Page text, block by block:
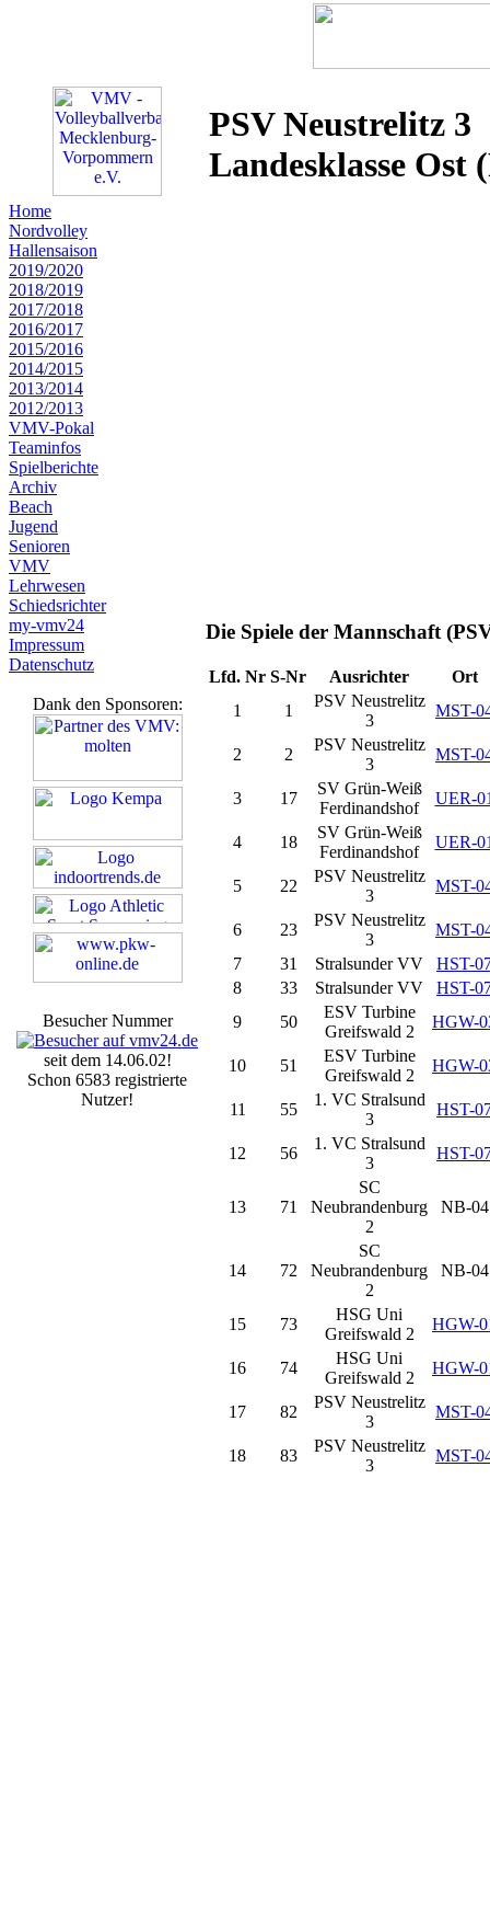
Home
Nordvolley
Hallensaison
2019/2020
2018/2019
2017/2018
2016/2017
2015/2016
2014/2015
2013/2014
2012/2013
VMV-Pokal
Teaminfos
Spielberichte
Archiv
Beach
Jugend
Senioren
VMV
Lehrwesen
Schiedsrichter
my-vmv24
Impressum
Datenschutz
Dank den Sponsoren:
Besucher Nummer
seit dem 14.06.02!
Schon 6583 registrierte
Nutzer!
PSV Neustrelitz 3
Landesklasse Ost
Die Spiele der Mannschaft
Lfd. Nr S-Nr Ausrichter
Ort
1
1
PSV Neustrelitz
3
MST-
2 2
PSV Neustrelitz
3
MST-
3 17
SV Grün-Weiß
Ferdinandshof
UER-
4 18
SV Grün-Weiß
Ferdinandshof
UER-
5 22
PSV Neustrelitz
3
MST-
6 23
PSV Neustrelitz
3
MST-
7
31 Stralsunder VV
HST-
8
33 Stralsunder VV
HST-
9
50
ESV Turbine
Greifswald 2
HGW-
10 51
ESV Turbine
Greifswald 2
HGW-
11 55
1. VC Stralsund
3
HST-
12 56
1. VC Stralsund
3
HST-
13 71
SC
Neubrandenburg
2
NB-04
14 72
SC
Neubrandenburg
2
NB-04
15 73
HSG Uni
Greifswald 2
HGW-
16 74
HSG Uni
Greifswald 2
HGW-
17 82
PSV Neustrelitz
3
MST-
18 83
PSV Neustrelitz
3
MST-